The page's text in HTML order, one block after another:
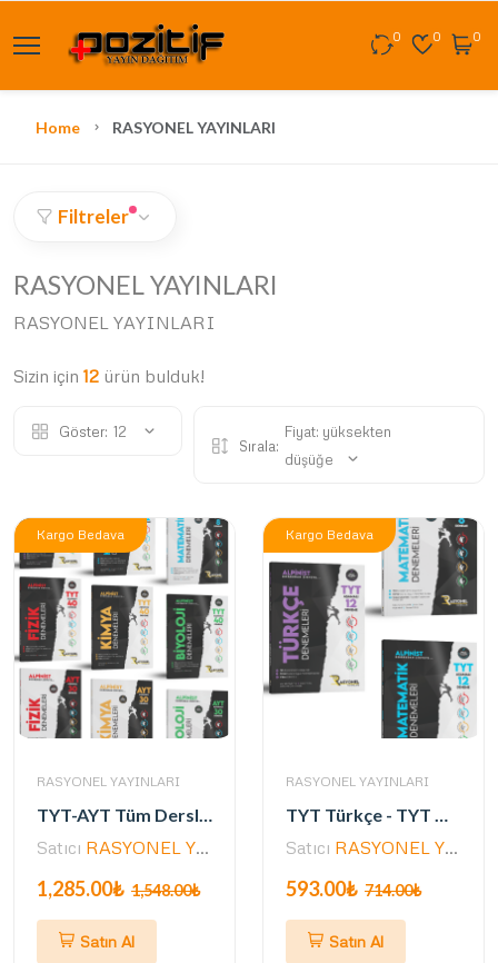
0 0 0
Home RASYONEL YAYINLARI
Filtreler
RASYONEL YAYINLARI
RASYONEL YAYINLARI
Sizin için 12 ürün bulduk!
Göster: 12
Sırala:
Fiyat: yüksekten
düşüğe
Kargo Bedava
RASYONEL YAYINLARI
TYT-AYT Tüm Dersler AŞAMALI Deneme Seti (Müfredata Uygun - 242 Deneme- ÖSYM Ayarında)
Satıcı RASYONEL YAYINLARI
1,285.00₺ 1,548.00₺
Satın Al
Kargo Bedava
RASYONEL YAYINLARI
TYT Türkçe - TYT Matematik - AYT Matematik Denemeler (3 Kitap- 32 Aşamalı Deneme)
Satıcı RASYONEL YAYINLARI
593.00₺ 714.00₺
Satın Al